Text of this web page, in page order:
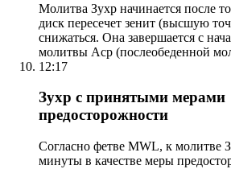
Молитва Зухр начинается после
диск пересечет зенит (высшую
снижаться. Она завершается с
молитвы Аср (послеобеденной
12:17
Зухр с принятыми мерами
предосторожности
Согласно фетве MWL, к молитве
минуты в качестве меры